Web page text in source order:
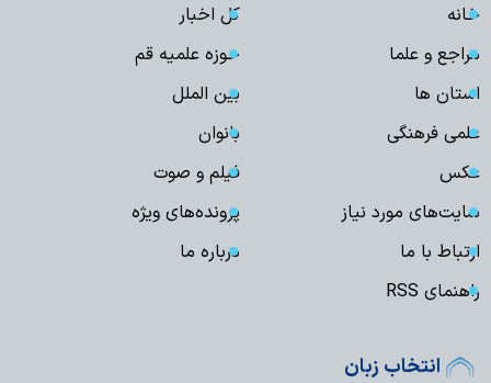
خانه
کل اخبار
مراجع و علما
حوزه علمیه قم
استان ها
بین الملل
علمی فرهنگی
بانوان
عکس
فیلم و صوت
سایت‌های مورد نیاز
پرونده‌های ویژه
ارتباط با ما
درباره ما
راهنمای RSS
انتخاب زبان